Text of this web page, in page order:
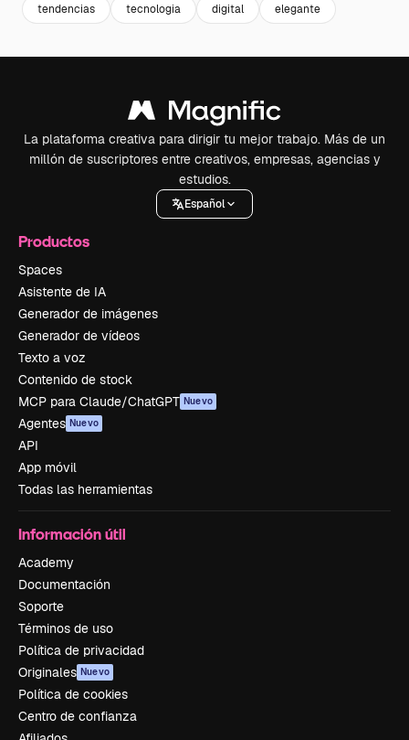
tendencias tecnologia digital elegante
La plataforma creativa para dirigir tu mejor trabajo. Más de un
millón de suscriptores entre creativos, empresas, agencias y
estudios.
Español
Productos
Spaces
Asistente de IA
Generador de imágenes
Generador de vídeos
Texto a voz
Contenido de stock
MCP para Claude/ChatGPT Nuevo
Agentes Nuevo
API
App móvil
Todas las herramientas
Información útil
Academy
Documentación
Soporte
Términos de uso
Política de privacidad
Originales Nuevo
Política de cookies
Centro de confianza